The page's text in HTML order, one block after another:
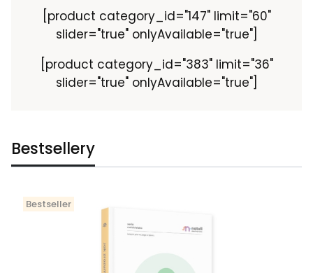
[product category_id="147" limit="60"
slider="true" onlyAvailable="true"]
[product category_id="383" limit="36"
slider="true" onlyAvailable="true"]
Bestsellery
Bestseller